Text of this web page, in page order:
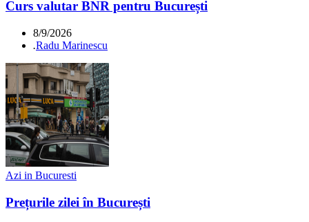
Curs valutar BNR pentru București
8/9/2026
.Radu Marinescu
Azi in Bucuresti
Prețurile zilei în București